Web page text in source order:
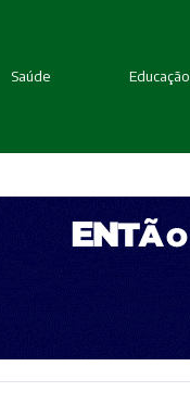
Saúde Educação